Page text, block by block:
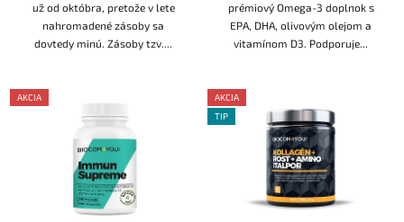
už od októbra, pretože v lete
nahromadené zásoby sa
dovtedy minú. Zásoby tzv....
prémiový Omega-3 doplnok s
EPA, DHA, olivovým olejom a
vitamínom D3. Podporuje...
AKCIA
AKCIA
TIP